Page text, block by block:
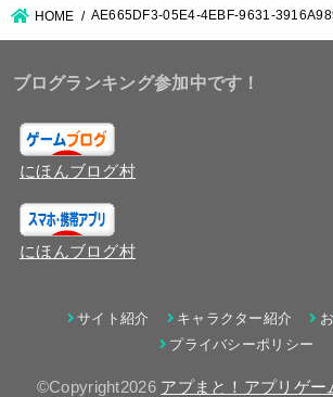
HOME AE665DF3-05E4-4EBF-9631-
ブログランキング参加中です！
にほんブログ村
にほんブログ村
サイト紹介 キャラクター紹介
プライバシーポリシー
©Copyright2026 アプまと！アプリゲー